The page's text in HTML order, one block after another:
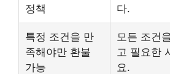
정책
다.
특정 조건을 만
족해야만 환불
가능
모든 조건
고 필요한
요.